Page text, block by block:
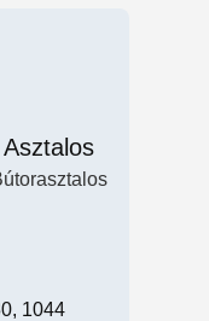
Asztalos
1044